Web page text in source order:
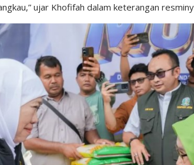
ujar Khofifah dalam keterangan